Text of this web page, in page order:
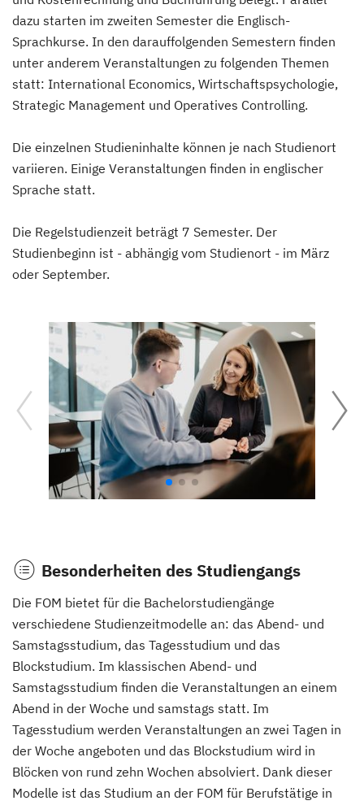
dazu starten im zweiten Semester die Englisch-
Sprachkurse. In den darauffolgenden Semestern finden
unter anderem Veranstaltungen zu folgenden Themen
statt: International Economics, Wirtschaftspsychologie,
Strategic Management und Operatives Controlling.
Die einzelnen Studieninhalte können je nach Studienort
variieren. Einige Veranstaltungen finden in englischer
Sprache statt.
Die Regelstudienzeit beträgt 7 Semester. Der
Studienbeginn ist - abhängig vom Studienort - im März
oder September.
Besonderheiten des Studiengangs
Die FOM bietet für die Bachelorstudiengänge
verschiedene Studienzeitmodelle an: das Abend- und
Samstagsstudium, das Tagesstudium und das
Blockstudium. Im klassischen Abend- und
Samstagsstudium finden die Veranstaltungen an einem
Abend in der Woche und samstags statt. Im
Tagesstudium werden Veranstaltungen an zwei Tagen in
der Woche angeboten und das Blockstudium wird in
Blöcken von rund zehn Wochen absolviert. Dank dieser
Modelle ist das Studium an der FOM für Berufstätige in